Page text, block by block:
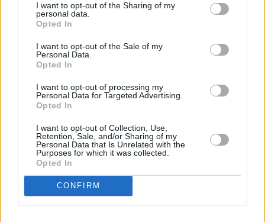
I want to opt-out of the Sharing of my
personal data.
Opted In
I want to opt-out of the Sale of my
Personal Data.
Opted In
I want to opt-out of processing my
Personal Data for Targeted Advertising.
Opted In
I want to opt-out of Collection, Use,
Retention, Sale, and/or Sharing of my
Personal Data that Is Unrelated with the
Purposes for which it was collected.
Opted In
CONFIRM
publiczność dostaje kolejną odsłonę medialnego
freak fightu, a nie próbę ustalenia, co naprawdę
wydarzyło się w szpitalu.
To, że ktoś nagłaśnia możliwą patologię, nie czyni go
automatycznie bezbłędnym i kryształowym. Ale to,
że nie jest kryształowy, nie daje innym prawa, by
argumentami z "czterech liter". Taka logika zabija
debatę publiczną. I odwraca uwagę od tego, co
najważniejsze. Bo dziennikarz nie powinien stawiać
w centrum siebie. Nie powinien stawiać w centrum
drugiego dziennikarza. Powinien stawiać w centrum
człowieka, który ucierpiał na tej patologii.